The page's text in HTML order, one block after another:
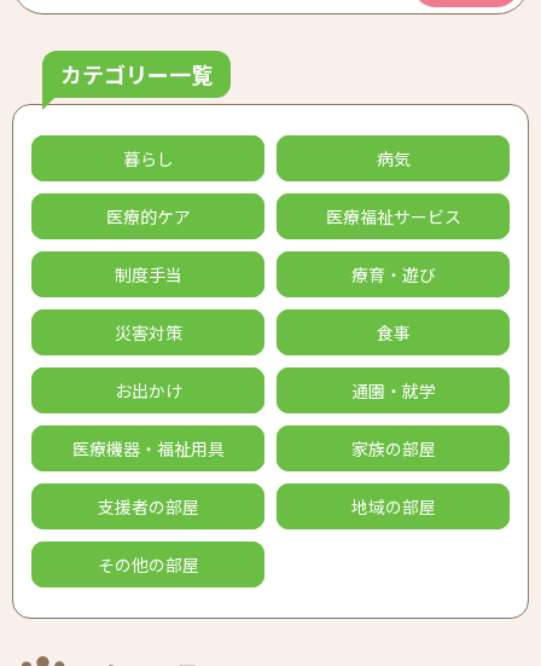
カテゴリー一覧
暮らし 病気
医療的ケア 医療福祉サービス
制度手当 療育・遊び
災害対策 食事
お出かけ 通園・就学
医療機器・福祉用具 家族の部屋
支援者の部屋 地域の部屋
その他の部屋